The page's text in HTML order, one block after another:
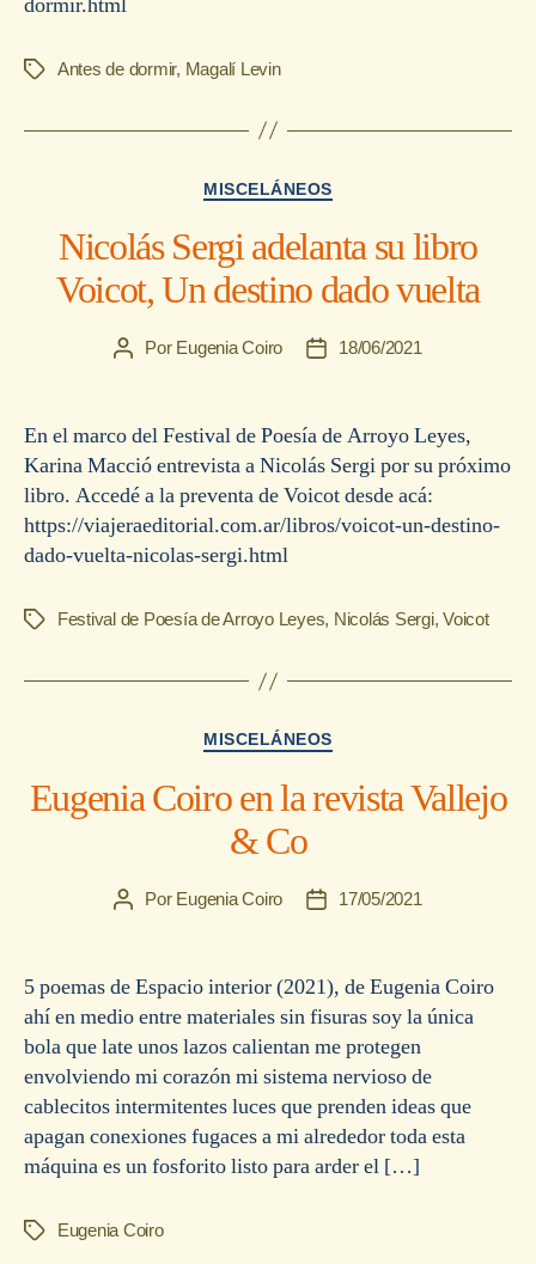
EtiquetasAntes de dormir, Magalí Levin
Categorías
MISCELÁNEOS
Nicolás Sergi adelanta su libro
Voicot, Un destino dado vuelta
Autor
entrada
Por Eugenia Coiro
Fecha
entrada
18/06/2021
En el marco del Festival de Poesía de Arroyo Leyes,
Karina Macció entrevista a Nicolás Sergi por su próximo
libro. Accedé a la preventa de Voicot desde acá:
https://viajeraeditorial.com.ar/libros/voicot-un-destino-
dado-vuelta-nicolas-sergi.html
EtiquetasFestival de Poesía de Arroyo Leyes, Nicolás Sergi,Voicot
Categorías
MISCELÁNEOS
Eugenia Coiro en la revista Vallejo
& Co
Autor
entrada
Por Eugenia Coiro
Fecha
entrada
17/05/2021
5 poemas de Espacio interior (2021), de Eugenia Coiro
ahí en medio entre materiales sin fisuras soy la única
bola que late unos lazos calientan me protegen
envolviendo mi corazón mi sistema nervioso de
cablecitos intermitentes luces que prenden ideas que
apagan conexiones fugaces a mi alrededor toda esta
máquina es un fosforito listo para arder el […]
EtiquetasEugenia Coiro